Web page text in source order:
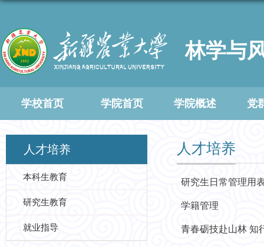
林学与
学校首页 学院首页 学院概述 党
人才培养
本科生教育
研究生教育
就业指导
人才培养
研究生日常管理用
学籍管理
青春砺技赴山林